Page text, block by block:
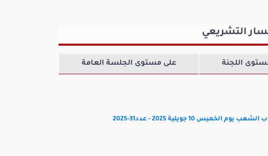
كتلة الأحرار
التشريعي
اللجنة على مستوى الجلسة العامة
10 جويلية 2025 - عدد31-2025